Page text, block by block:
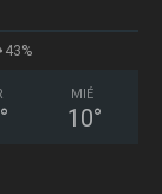
43%
°
MIÉ
10°